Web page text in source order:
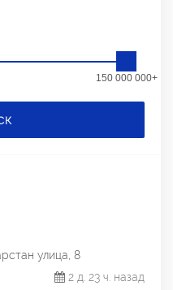
150 000 000+
улица, 8
2 д. 23 ч. назад